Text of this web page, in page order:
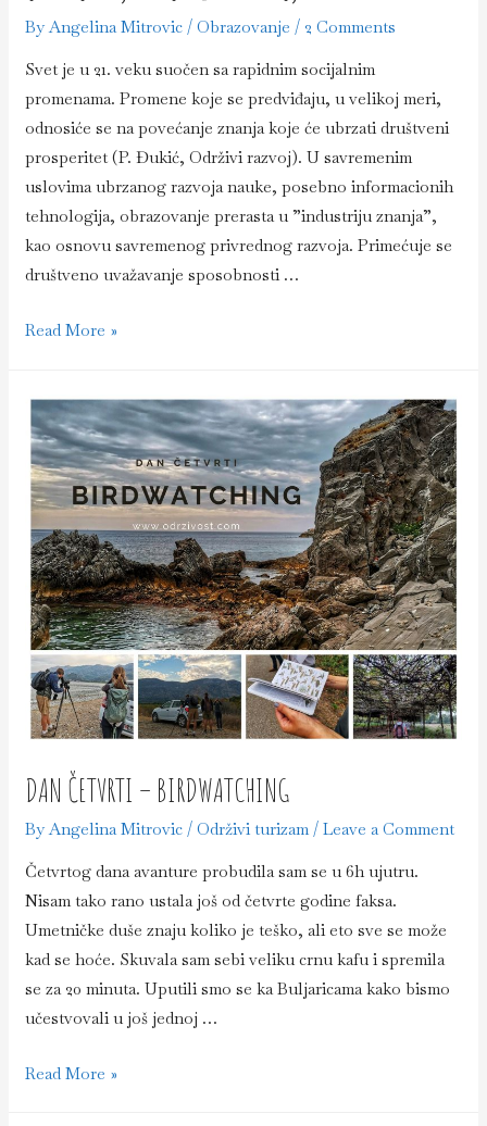
ByAngelina Mitrovic /Obrazovanje / 2 Comments
Svet je u 21. veku suočen sa rapidnim socijalnim
promenama. Promene koje se predviđaju, u velikoj meri,
odnosiće se na povećanje znanja koje će ubrzati društveni
prosperitet (P. Đukić, Održivi razvoj). U savremenim
uslovima ubrzanog razvoja nauke, posebno informacionih
tehnologija, obrazovanje prerasta u ”industriju znanja”,
kao osnovu savremenog privrednog razvoja. Primećuje se
društveno uvažavanje sposobnosti …
Obrazovanje
razvoj
Read More »
DAN ČETVRTI – BIRDWATCHING
ByAngelina Mitrovic /Održivi turizam/Leave a Comment
Četvrtog dana avanture probudila sam se u 6h ujutru.
Nisam tako rano ustala još od četvrte godine faksa.
Umetničke duše znaju koliko je teško, ali eto sve se može
kad se hoće. Skuvala sam sebi veliku crnu kafu i spremila
se za 20 minuta. Uputili smo se ka Buljaricama kako bismo
učestvovali u još jednoj …
Dan
Read More »